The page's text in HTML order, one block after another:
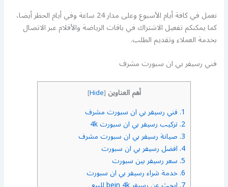
نعمل في كافة أيام الأسبوع وعلى مدار 24 ساعة وفي أيام الحظر أيضا،
كما يمكنكم تفعيل الاشتراك في باقات الرياضة والأفلام عبر الاتصال
بخدمة العملاء وتقديم الطلب.
فني رسيفر بي ان سبورت مشرف
أهم العناوين [
Hide
]
1. فني رسيفر بي ان سبورت مشرف
2. تركيب رسيفر بي ان سبورت 4k
3. صيانة رسيفر بي ان سبورت مشرف
4. افضل رسيفر بي ان سبورت
5. سعر رسيفر بين سبورت
6. خدمة شراء رسيفر بي ان سبورت